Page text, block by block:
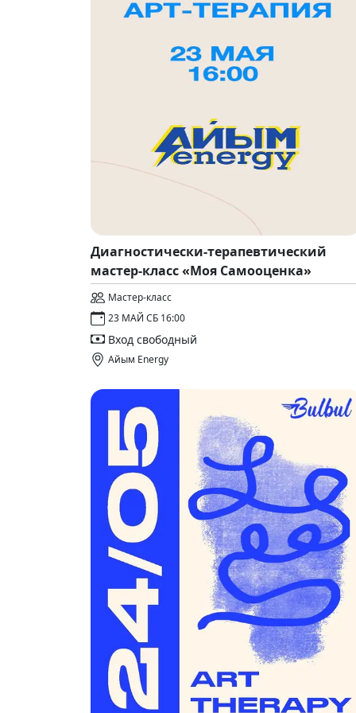
Диагностически-терапевтический
мастер-класс «Моя Самооценка»
Мастер-класс
23 МАЙ СБ 16:00
Вход свободный
Aйым Energy